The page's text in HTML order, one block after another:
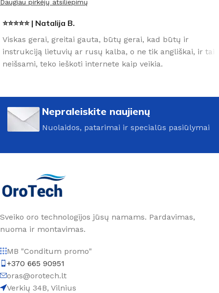
Daugiau pirkėjų atsiliepimų
⭐⭐⭐⭐⭐ | Natalija B.
Viskas gerai, greitai gauta, būtų gerai, kad būtų ir
instrukciją lietuvių ar rusų kalba, o ne tik angliškai, ir tai
neišsami, teko ieškoti internete kaip veikia.
Nepraleiskite naujienų
Nuolaidos, patarimai ir specialūs pasiūlymai
Sveiko oro technologijos jūsų namams. Pardavimas,
nuoma ir montavimas.
MB "Conditum promo"
+370 665 90951
oras@orotech.lt
Verkių 34B, Vilnius